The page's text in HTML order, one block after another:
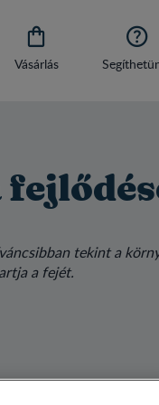

Vásárlás

tekint a
a fejét.